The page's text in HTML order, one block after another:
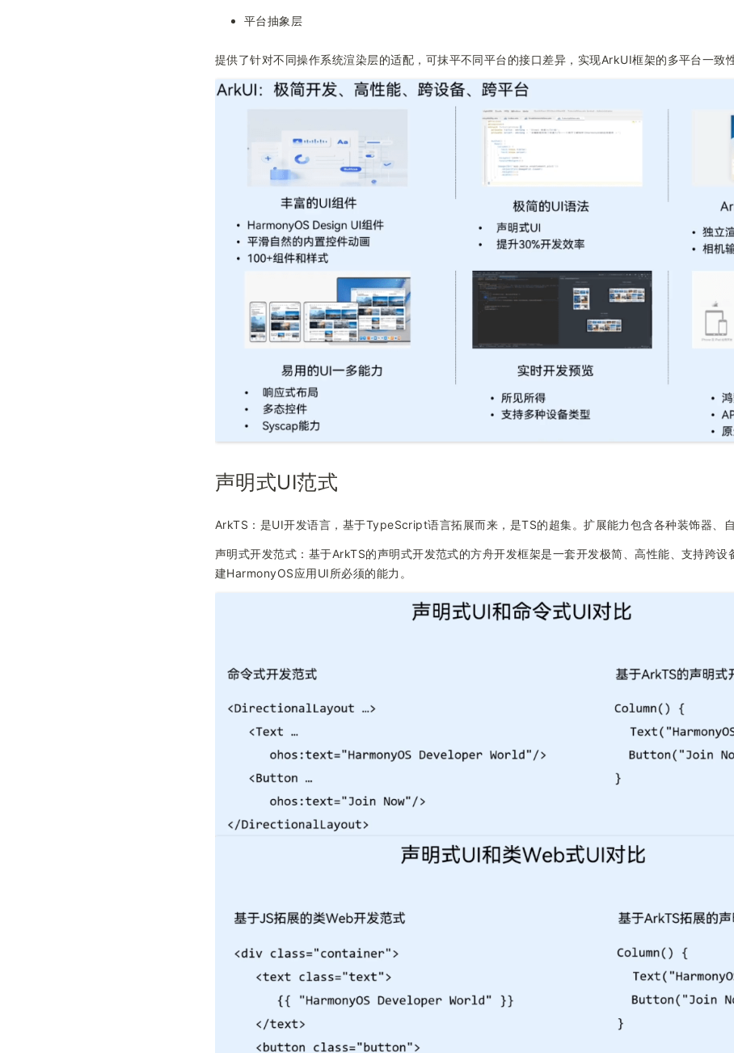
平台抽象层
提供了针对不同操作系统渲染层的适配，可抹平不同平台的接口差异，实现ArkUI框架的多平台一致性
声明式UI范式
ArkTS：是UI开发语言，基于TypeScript语言拓展而来，是TS的超集。扩展能力包含各种装饰器、
声明式开发范式：基于ArkTS的声明式开发范式的方舟开发框架是一套开发极简、高性能、支持跨设
建HarmonyOS应用UI所必须的能力。